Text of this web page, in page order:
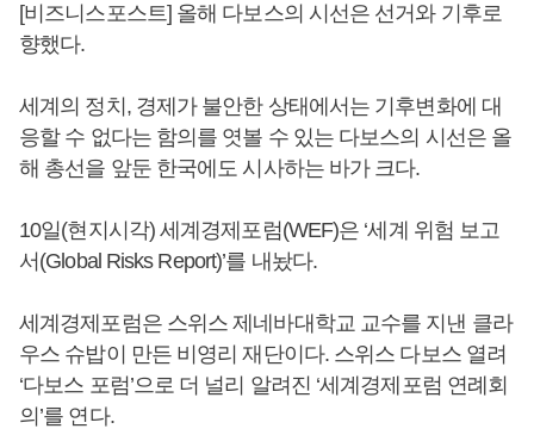
[비즈니스포스트] 올해 다보스의 시선은 선거와 기후로
향했다.
세계의 정치, 경제가 불안한 상태에서는 기후변화에 대
응할 수 없다는 함의를 엿볼 수 있는 다보스의 시선은 올
해 총선을 앞둔 한국에도 시사하는 바가 크다.
10일(현지시각) 세계경제포럼(WEF)은 ‘세계 위험 보고
서(Global Risks Report)’를 내놨다.
세계경제포럼은 스위스 제네바대학교 교수를 지낸 클라
우스 슈밥이 만든 비영리 재단이다. 스위스 다보스 열려
‘다보스 포럼’으로 더 널리 알려진 ‘세계경제포럼 연례회
의’를 연다.